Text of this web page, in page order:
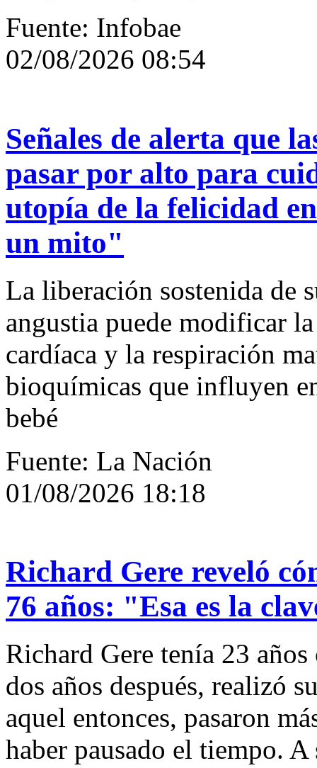
Fuente: Infobae
02/08/2026 08:54
Señales de alerta que
pasar por alto para
utopía de la felicidad
un mito"
La liberación sostenida de
angustia puede modificar
cardíaca y la respiración
bioquímicas que influyen
bebé
Fuente: La Nación
01/08/2026 18:18
Richard Gere reveló
76 años: "Esa es la
Richard Gere tenía 23
dos años después, realizó
aquel entonces, pasaron
haber pausado el tiempo. A